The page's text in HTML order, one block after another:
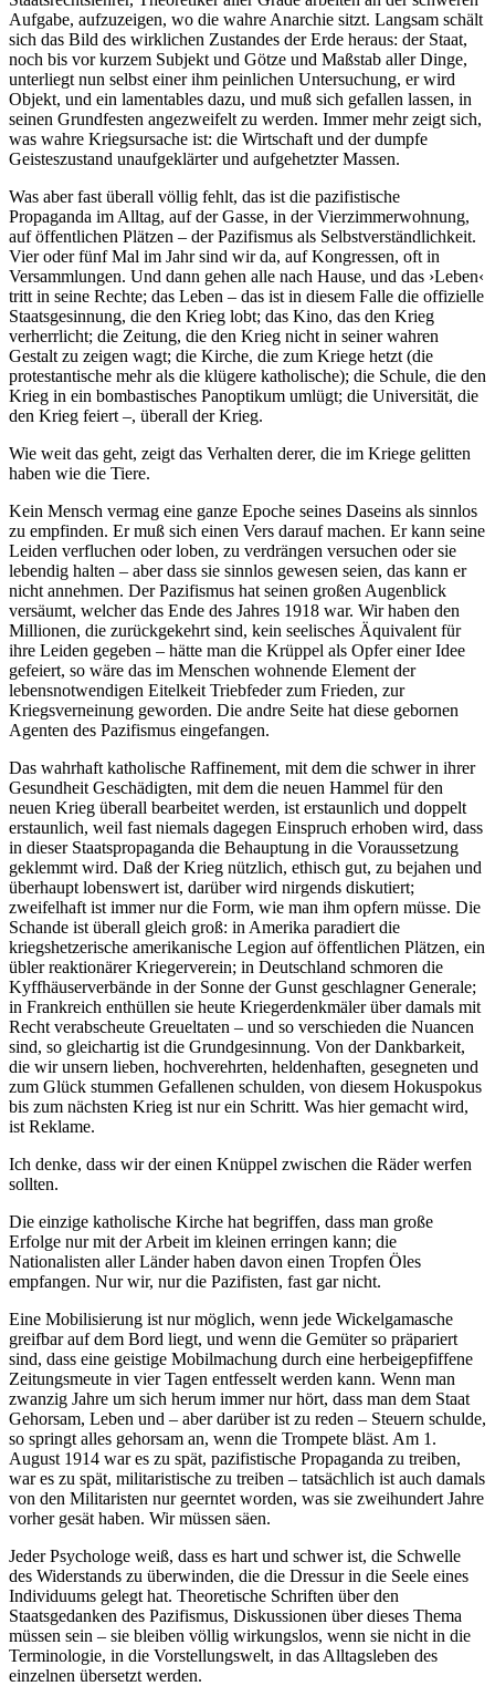
Aufgabe, aufzuzeigen, wo die wahre Anarchie sitzt. Langsam schält
sich das Bild des wirklichen Zustandes der Erde heraus: der Staat,
noch bis vor kurzem Subjekt und Götze und Maßstab aller Dinge,
unterliegt nun selbst einer ihm peinlichen Untersuchung, er wird
Objekt, und ein lamentables dazu, und muß sich gefallen lassen, in
seinen Grundfesten angezweifelt zu werden. Immer mehr zeigt sich,
was wahre Kriegsursache ist: die Wirtschaft und der dumpfe
Geisteszustand unaufgeklärter und aufgehetzter Massen.
Was aber fast überall völlig fehlt, das ist die pazifistische
Propaganda im Alltag, auf der Gasse, in der Vierzimmerwohnung,
auf öffentlichen Plätzen – der Pazifismus als Selbstverständlichkeit.
Vier oder fünf Mal im Jahr sind wir da, auf Kongressen, oft in
Versammlungen. Und dann gehen alle nach Hause, und das ›Leben‹
tritt in seine Rechte; das Leben – das ist in diesem Falle die offizielle
Staatsgesinnung, die den Krieg lobt; das Kino, das den Krieg
verherrlicht; die Zeitung, die den Krieg nicht in seiner wahren
Gestalt zu zeigen wagt; die Kirche, die zum Kriege hetzt (die
protestantische mehr als die klügere katholische); die Schule, die den
Krieg in ein bombastisches Panoptikum umlügt; die Universität, die
den Krieg feiert –, überall der Krieg.
Wie weit das geht, zeigt das Verhalten derer, die im Kriege gelitten
haben wie die Tiere.
Kein Mensch vermag eine ganze Epoche seines Daseins als sinnlos
zu empfinden. Er muß sich einen Vers darauf machen. Er kann seine
Leiden verfluchen oder loben, zu verdrängen versuchen oder sie
lebendig halten – aber dass sie sinnlos gewesen seien, das kann er
nicht annehmen. Der Pazifismus hat seinen großen Augenblick
versäumt, welcher das Ende des Jahres 1918 war. Wir haben den
Millionen, die zurückgekehrt sind, kein seelisches Äquivalent für
ihre Leiden gegeben – hätte man die Krüppel als Opfer einer Idee
gefeiert, so wäre das im Menschen wohnende Element der
lebensnotwendigen Eitelkeit Triebfeder zum Frieden, zur
Kriegsverneinung geworden. Die andre Seite hat diese gebornen
Agenten des Pazifismus eingefangen.
Das wahrhaft katholische Raffinement, mit dem die schwer in ihrer
Gesundheit Geschädigten, mit dem die neuen Hammel für den
neuen Krieg überall bearbeitet werden, ist erstaunlich und doppelt
erstaunlich, weil fast niemals dagegen Einspruch erhoben wird, dass
in dieser Staatspropaganda die Behauptung in die Voraussetzung
geklemmt wird. Daß der Krieg nützlich, ethisch gut, zu bejahen und
überhaupt lobenswert ist, darüber wird nirgends diskutiert;
zweifelhaft ist immer nur die Form, wie man ihm opfern müsse. Die
Schande ist überall gleich groß: in Amerika paradiert die
kriegshetzerische amerikanische Legion auf öffentlichen Plätzen, ein
übler reaktionärer Kriegerverein; in Deutschland schmoren die
Kyffhäuserverbände in der Sonne der Gunst geschlagner Generale;
in Frankreich enthüllen sie heute Kriegerdenkmäler über damals mit
Recht verabscheute Greueltaten – und so verschieden die Nuancen
sind, so gleichartig ist die Grundgesinnung. Von der Dankbarkeit,
die wir unsern lieben, hochverehrten, heldenhaften, gesegneten und
zum Glück stummen Gefallenen schulden, von diesem Hokuspokus
bis zum nächsten Krieg ist nur ein Schritt. Was hier gemacht wird,
ist Reklame.
Ich denke, dass wir der einen Knüppel zwischen die Räder werfen
sollten.
Die einzige katholische Kirche hat begriffen, dass man große
Erfolge nur mit der Arbeit im kleinen erringen kann; die
Nationalisten aller Länder haben davon einen Tropfen Öles
empfangen. Nur wir, nur die Pazifisten, fast gar nicht.
Eine Mobilisierung ist nur möglich, wenn jede Wickelgamasche
greifbar auf dem Bord liegt, und wenn die Gemüter so präpariert
sind, dass eine geistige Mobilmachung durch eine herbeigepfiffene
Zeitungsmeute in vier Tagen entfesselt werden kann. Wenn man
zwanzig Jahre um sich herum immer nur hört, dass man dem Staat
Gehorsam, Leben und – aber darüber ist zu reden – Steuern schulde,
so springt alles gehorsam an, wenn die Trompete bläst. Am 1.
August 1914 war es zu spät, pazifistische Propaganda zu treiben,
war es zu spät, militaristische zu treiben – tatsächlich ist auch damals
von den Militaristen nur geerntet worden, was sie zweihundert Jahre
vorher gesät haben. Wir müssen säen.
Jeder Psychologe weiß, dass es hart und schwer ist, die Schwelle
des Widerstands zu überwinden, die die Dressur in die Seele eines
Individuums gelegt hat. Theoretische Schriften über den
Staatsgedanken des Pazifismus, Diskussionen über dieses Thema
müssen sein – sie bleiben völlig wirkungslos, wenn sie nicht in die
Terminologie, in die Vorstellungswelt, in das Alltagsleben des
einzelnen übersetzt werden.